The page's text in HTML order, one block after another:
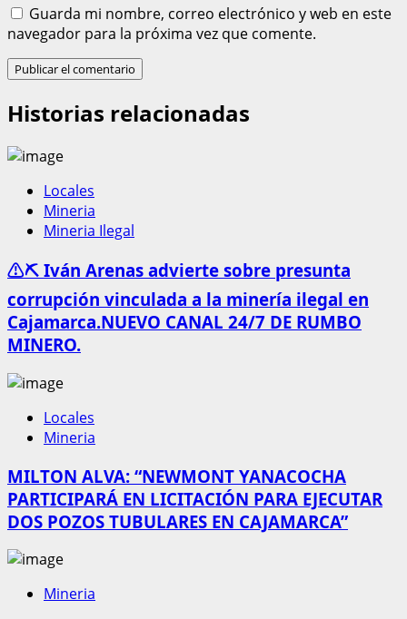
Guarda mi nombre, correo electrónico y web en este
navegador para la próxima vez que comente.
Historias relacionadas
Locales
Mineria
Mineria Ilegal
⚠️⛏️ Iván Arenas advierte sobre presunta
corrupción vinculada a la minería ilegal en
Cajamarca.NUEVO CANAL 24/7 DE RUMBO
MINERO.
Locales
Mineria
MILTON ALVA: “NEWMONT YANACOCHA
PARTICIPARÁ EN LICITACIÓN PARA EJECUTAR
DOS POZOS TUBULARES EN CAJAMARCA”
Mineria